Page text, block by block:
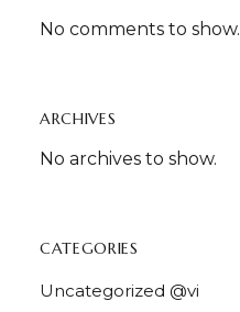
No comments to show.
ARCHIVES
No archives to show.
CATEGORIES
Uncategorized @vi